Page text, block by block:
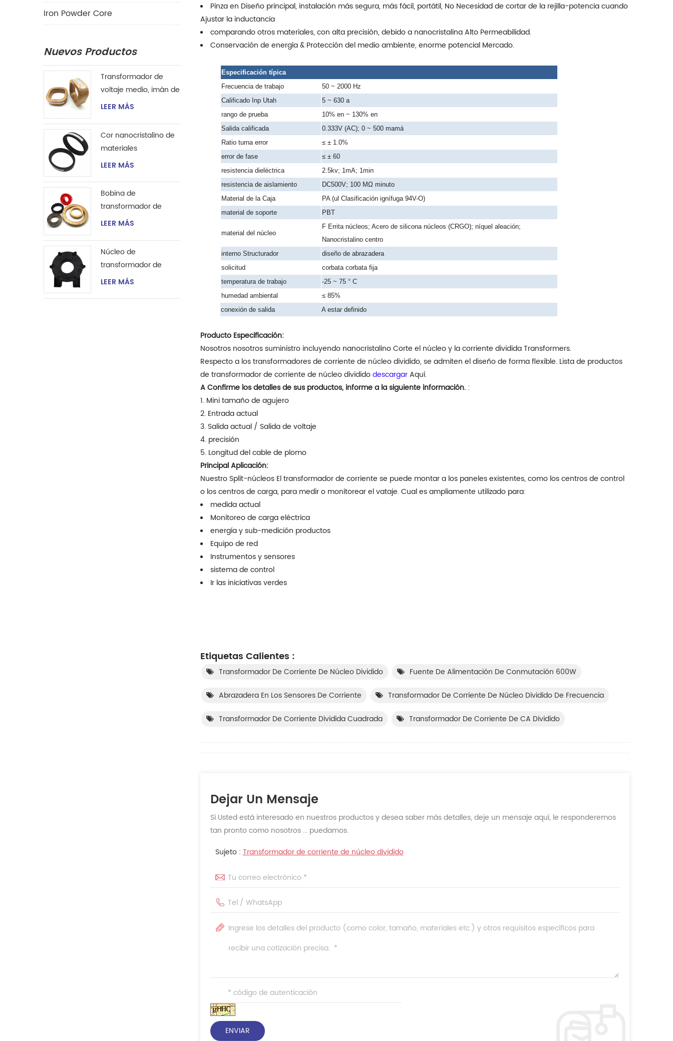
Pinza en Diseño principal, instalación más segura, más fácil, portátil, No Necesidad de cortar de la rejilla-potencia cuando
Ajustar la inductancia
comparando otros materiales, con alta precisión, debido a nanocristalina Alto Permeabilidad.
Conservación de energía & Protección del medio ambiente, enorme potencial Mercado.
Especificación típica
Frecuencia de trabajo
50 ~ 2000 Hz
Calificado Inp Utah
5 ~ 630 a
rango de prueba
10% en ~ 130% en
Salida calificada
0.333V (AC); 0 ~ 500 mamá
Ratio turna error
≤ ± 1.0%
error de fase
≤ ± 60
resistencia dieléctrica
2.5kv; 1mA; 1min
resistencia de aislamiento
DC500V; 100 MΩ minuto
Material de la Caja
PA (ul Clasificación ignífuga 94V-O)
material de soporte
PBT
material del núcleo
FErrita núcleos; Acero de silicona núcleos (CRGO); níquel aleación;
Nanocristalino centro
interno Structurador
diseño de abrazadera
solicitud
corbata corbata fija
temperatura de trabajo
-25 ~ 75 ° C
humedad ambiental
≤ 85%
conexión de salida
A estar definido
Producto Especificación:
Nosotros nosotros suministro incluyendo nanocristalino Corte el núcleo y la corriente dividida Transformers.
Respecto a los transformadores de corriente de núcleo dividido, se admiten el diseño de forma flexible. Lista de productos
de transformador de corriente de núcleo divididodescargarAquí.
A Confirme los detalles de sus productos, informe a la siguiente información.:
1. Mini tamaño de agujero
2. Entrada actual
3. Salida actual / Salida de voltaje
4. precisión
5. Longitud del cable de plomo
Principal Aplicación:
Nuestro Split-núcleos El transformador de corriente se puede montar a los paneles existentes, como los centros de control
o los centros de carga, para medir o monitorear el vataje. Cual es ampliamente utilizado para:
medida actual
Monitoreo de carga eléctrica
energía y sub-medición productos
Equipo de red
Instrumentos y sensores
sistema de control
Ir las iniciativas verdes
Etiquetas Calientes :
Transformador De Corriente De Núcleo Dividido Fuente De Alimentación De Conmutación 600W
Abrazadera En Los Sensores De Corriente Transformador De Corriente De Núcleo Dividido De Frecuencia
Transformador De Corriente Dividida Cuadrada Transformador De Corriente De CA Dividido
Dejar Un Mensaje
Si Usted está interesado en nuestros productos y desea saber más detalles, deje un mensaje aquí, le responderemos
tan pronto como nosotros ... puedamos.
Sujeto :Transformador de corriente de núcleo dividido
Iron Powder Core
Nuevos Productos
Transformador de
voltaje medio, imán de
anillo, transformador
LEER MÁS
Cor nanocristalino de
materiales
magnéticos de gran
transformador de
corriente de
LEER MÁS
Bobina de
transformador de
corriente de núcleo
LEER MÁS
Núcleo de
transformador de
potencia de pulso de
LEER MÁS